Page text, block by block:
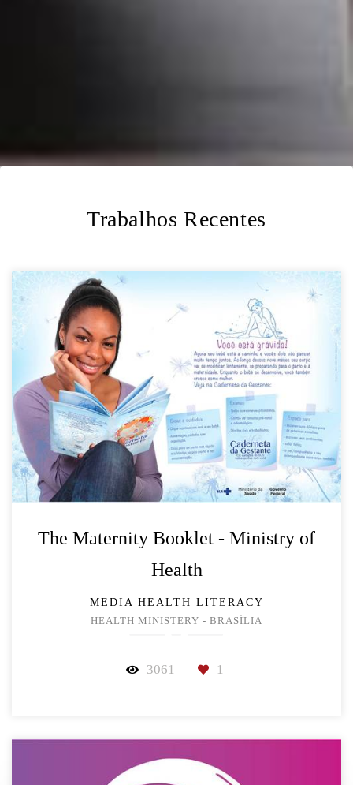
Trabalhos Recentes
The Maternity Booklet - Ministry of
Health
MEDIA HEALTH LITERACY
HEALTH MINISTERY - BRASÍLIA
3061 1